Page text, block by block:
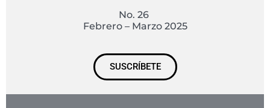
No. 26
Febrero – Marzo 2025
SUSCRÍBETE